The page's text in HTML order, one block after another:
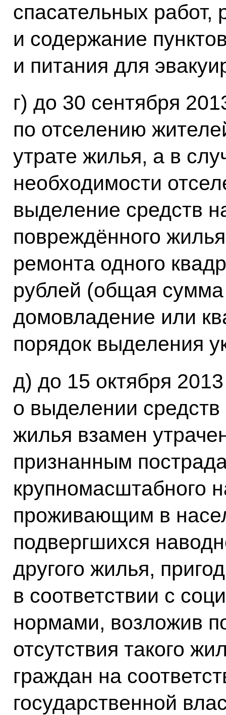
спасательных работ,
и содержание
и питания для
г) до 30 сентября
по отселению
утрате жилья, а в
необходимости
выделение средств
повреждённого
ремонта одного
рублей (общая
домовладение или
порядок выделения
д) до 15 октября
о выделении средств
жилья взамен
признанным
крупномасштабного
проживающим в
подвергшихся
другого жилья,
в соответствии с
нормами, возложив
отсутствия такого
граждан на
государственной